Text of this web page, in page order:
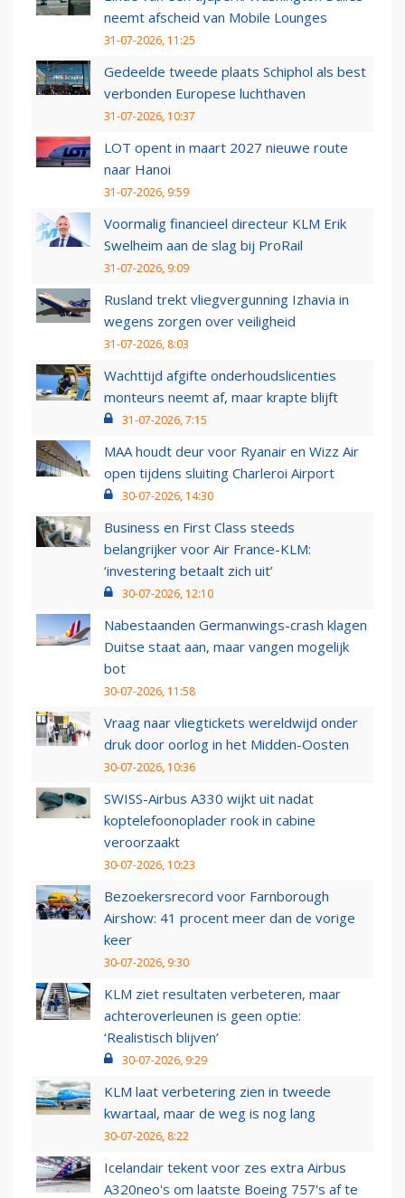
neemt afscheid van Mobile Lounges
31-07-2026, 11:25
Gedeelde tweede plaats Schiphol als best
verbonden Europese luchthaven
31-07-2026, 10:37
LOT opent in maart 2027 nieuwe route
naar Hanoi
31-07-2026, 9:59
Voormalig financieel directeur KLM Erik
Swelheim aan de slag bij ProRail
31-07-2026, 9:09
Rusland trekt vliegvergunning Izhavia in
wegens zorgen over veiligheid
31-07-2026, 8:03
Wachttijd afgifte onderhoudslicenties
monteurs neemt af, maar krapte blijft
31-07-2026, 7:15
MAA houdt deur voor Ryanair en Wizz Air
open tijdens sluiting Charleroi Airport
30-07-2026, 14:30
Business en First Class steeds
belangrijker voor Air France-KLM:
‘investering betaalt zich uit’
30-07-2026, 12:10
Nabestaanden Germanwings-crash klagen
Duitse staat aan, maar vangen mogelijk
bot
30-07-2026, 11:58
Vraag naar vliegtickets wereldwijd onder
druk door oorlog in het Midden-Oosten
30-07-2026, 10:36
SWISS-Airbus A330 wijkt uit nadat
koptelefoonoplader rook in cabine
veroorzaakt
30-07-2026, 10:23
Bezoekersrecord voor Farnborough
Airshow: 41 procent meer dan de vorige
keer
30-07-2026, 9:30
KLM ziet resultaten verbeteren, maar
achteroverleunen is geen optie:
‘Realistisch blijven’
30-07-2026, 9:29
KLM laat verbetering zien in tweede
kwartaal, maar de weg is nog lang
30-07-2026, 8:22
Icelandair tekent voor zes extra Airbus
A320neo's om laatste Boeing 757's af te